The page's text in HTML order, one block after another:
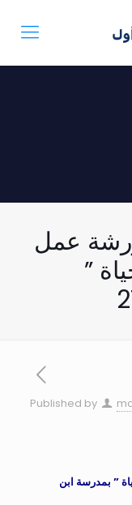
عمل
”
Published by
” بمدرسة ابن